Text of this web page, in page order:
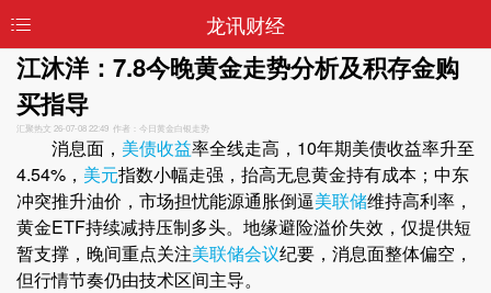
龙讯财经
江沐洋：7.8今晚黄金走势分析及积存金购
买指导
汇聚热文 26-07-08 22:49 作者：今日黄金白银走势
消息面， 美债收益率全线走高，10年期美债收益率升至
4.54%， 美元指数小幅走强，抬高无息黄金持有成本；中东
冲突推升油价，市场担忧能源通胀倒逼美联储维持高利率，
黄金ETF持续减持压制多头。地缘避险溢价失效，仅提供短
暂支撑，晚间重点关注美联储会议纪要，消息面整体偏空，
但行情节奏仍由技术区间主导。